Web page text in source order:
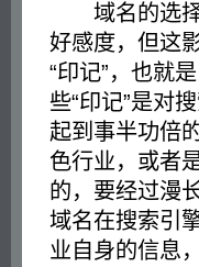
域名的选择
好感度，但这
“印记”，也就
些“印记”是对
起到事半功倍
色行业，或者
的，要经过漫
域名在搜索引
业自身的信息